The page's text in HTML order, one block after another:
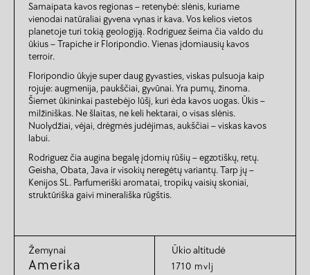
Samaipata kavos regionas – retenybė: slėnis, kuriame
vienodai natūraliai gyvena vynas ir kava. Vos kelios vietos
planetoje turi tokią geologiją. Rodriguez šeima čia valdo du
ūkius – Trapiche ir Floripondio. Vienas įdomiausių kavos
terroir.
Floripondio ūkyje super daug gyvasties, viskas pulsuoja kaip
rojuje: augmenija, paukščiai, gyvūnai. Yra pumų, žinoma.
Šiemet ūkininkai pastebėjo lūšį, kuri ėda kavos uogas. Ūkis –
milžiniškas. Ne šlaitas, ne keli hektarai, o visas slėnis.
Nuolydžiai, vėjai, drėgmės judėjimas, aukščiai – viskas kavos
labui.
Rodriguez čia augina begalę įdomių rūšių – egzotiškų, retų.
Geisha, Obata, Java ir visokių neregėtų variantų. Tarp jų –
Kenijos SL. Parfumeriški aromatai, tropikų vaisių skoniai,
struktūriška gaivi minerališka rūgštis.
Žemynai
Amerika
Ūkio altitudė
1710 mvlj